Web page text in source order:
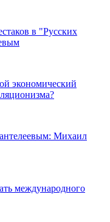
в "Русских
экономический
Михаил
международного